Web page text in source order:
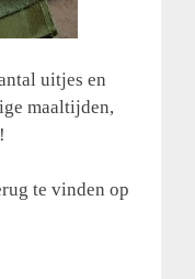
uitjes en
maaltijden,
te vinden op